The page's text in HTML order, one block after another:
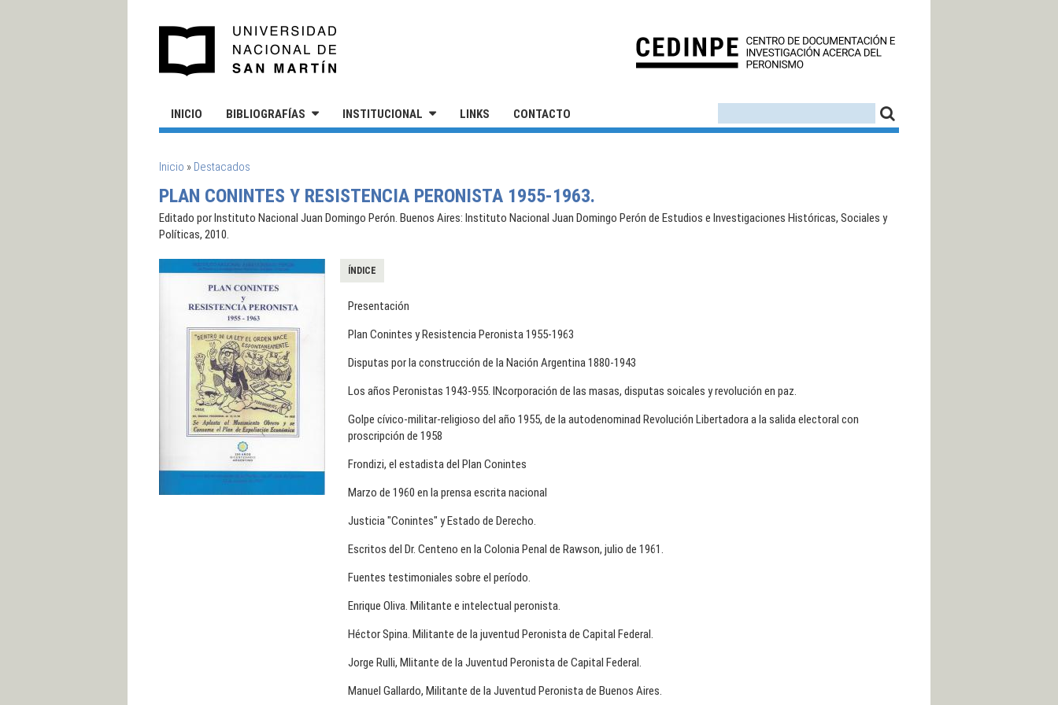
INICIO BIBLIOGRAFÍAS INSTITUCIONAL LINKS CONTACTO
SE ENCUENTRA USTED AQUÍ
Inicio » Destacados
PLAN CONINTES Y RESISTENCIA PERONISTA 1955-1963.
Editado por Instituto Nacional Juan Domingo Perón. Buenos Aires: Instituto Nacional Juan Domingo Perón de Estudios e Investigaciones Históricas, Sociales y
Políticas, 2010.
ÍNDICE
Presentación
Plan Conintes y Resistencia Peronista 1955-1963
Disputas por la construcción de la Nación Argentina 1880-1943
Los años Peronistas 1943-955. INcorporación de las masas, disputas soicales y revolución en paz.
Golpe cívico-militar-religioso del año 1955, de la autodenominad Revolución Libertadora a la salida electoral con
proscripción de 1958
Frondizi, el estadista del Plan Conintes
Marzo de 1960 en la prensa escrita nacional
Justicia "Conintes" y Estado de Derecho.
Escritos del Dr. Centeno en la Colonia Penal de Rawson, julio de 1961.
Fuentes testimoniales sobre el período.
Enrique Oliva. Militante e intelectual peronista.
Héctor Spina. Militante de la juventud Peronista de Capital Federal.
Jorge Rulli, Mlitante de la Juventud Peronista de Capital Federal.
Manuel Gallardo, Militante de la Juventud Peronista de Buenos Aires.